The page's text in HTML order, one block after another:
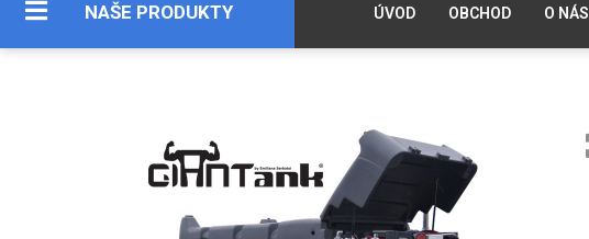
NAŠE PRODUKTY ÚVOD OBCHOD O NÁS